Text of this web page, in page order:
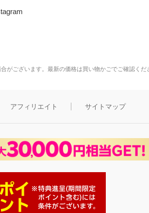
がございます。最新の価格は買い物かごでご確認くだ
アフィリエイト サイトマップ